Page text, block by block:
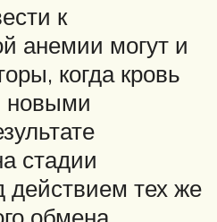
к
анемии могут и
когда кровь
новыми
стадии
действием тех же
обмена